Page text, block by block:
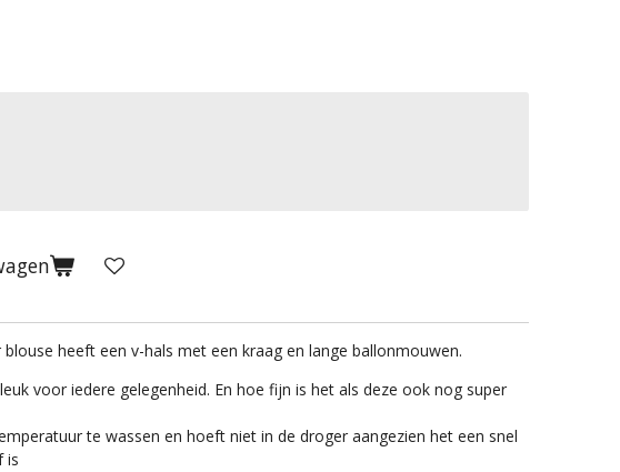
blouse heeft een v-hals met een kraag en lange ballonmouwen.
voor iedere gelegenheid. En hoe fijn is het als deze ook nog super
te wassen en hoeft niet in de droger aangezien het een snel
is